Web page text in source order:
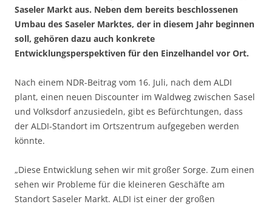
Saseler Markt aus. Neben dem bereits beschlossenen
Umbau des Saseler Marktes, der in diesem Jahr beginnen
soll, gehören dazu auch konkrete
Entwicklungsperspektiven für den Einzelhandel vor Ort.
Nach einem NDR-Beitrag vom 16. Juli, nach dem ALDI
plant, einen neuen Discounter im Waldweg zwischen Sasel
und Volksdorf anzusiedeln, gibt es Befürchtungen, dass
der ALDI-Standort im Ortszentrum aufgegeben werden
könnte.
„Diese Entwicklung sehen wir mit großer Sorge. Zum einen
sehen wir Probleme für die kleineren Geschäfte am
Standort Saseler Markt. ALDI ist einer der großen